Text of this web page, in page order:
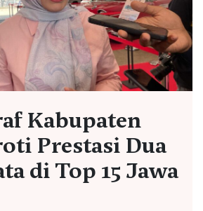
Kabupaten
Prestasi Dua
di Top 15 Jawa